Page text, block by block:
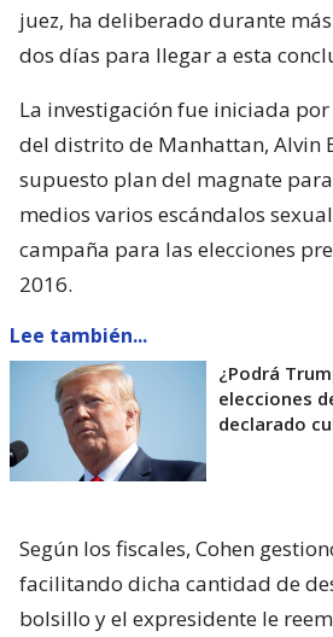
juez, ha deliberado durante
dos días para llegar a esta
La investigación fue iniciada
del distrito de Manhattan, Alvin
supuesto plan del magnate
medios varios escándalos
campaña para las elecciones
2016.
Lee también...
¿Podrá
elecciones
declarado
Según los fiscales, Cohen
facilitando dicha cantidad de
bolsillo y el expresidente le